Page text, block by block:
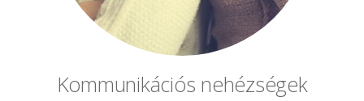
Kommunikációs nehézségek